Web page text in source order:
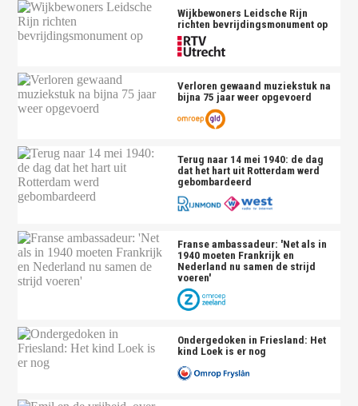
Wijkbewoners Leidsche Rijn
richten bevrijdingsmonument op
Verloren gewaand muziekstuk na
bijna 75 jaar weer opgevoerd
Terug naar 14 mei 1940: de dag
dat het hart uit Rotterdam werd
gebombardeerd
Franse ambassadeur: 'Net als in
1940 moeten Frankrijk en
Nederland nu samen de strijd
voeren'
Ondergedoken in Friesland: Het
kind Loek is er nog